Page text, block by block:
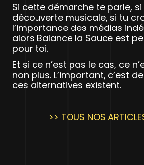
Si cette démarche te parle,
découverte musicale, si tu
l’importance des médias
alors Balance la Sauce est
pour toi.
Et si ce n’est pas le cas, ce
non plus. L’important, c’est
ces alternatives existent.
>> TOUS NOS